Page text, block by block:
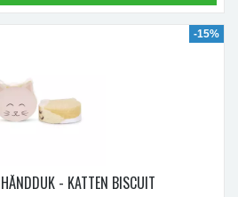
-15%
- KATTEN BISCUIT